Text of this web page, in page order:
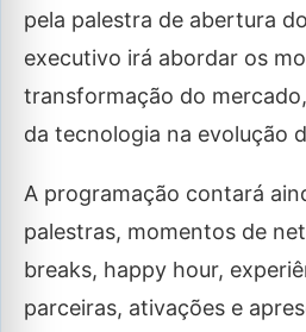
pela palestra de abertura
executivo irá abordar os
transformação do
da tecnologia na evolução
A programação contará
palestras, momentos de
breaks, happy hour,
parceiras, ativações e